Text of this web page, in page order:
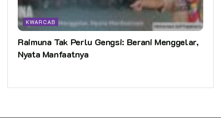
KWARCAB
Raimuna Tak Perlu Gengsi: Berani Menggelar,
Nyata Manfaatnya